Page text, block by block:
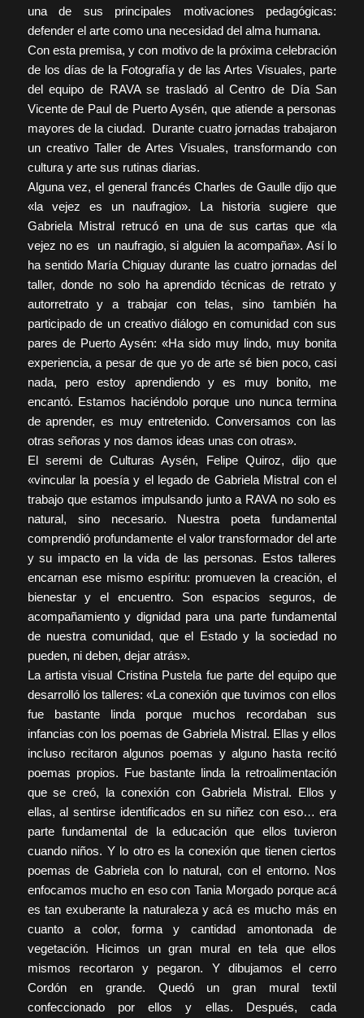
una de sus principales motivaciones pedagógicas:
defender el arte como una necesidad del alma humana.
Con esta premisa, y con motivo de la próxima celebración
de los días de la Fotografía y de las Artes Visuales, parte
del equipo de RAVA se trasladó al Centro de Día San
Vicente de Paul de Puerto Aysén, que atiende a personas
mayores de la ciudad. Durante cuatro jornadas trabajaron
un creativo Taller de Artes Visuales, transformando con
cultura y arte sus rutinas diarias.
Alguna vez, el general francés Charles de Gaulle dijo que
«la vejez es un naufragio». La historia sugiere que
Gabriela Mistral retrucó en una de sus cartas que «la
vejez no es un naufragio, si alguien la acompaña». Así lo
ha sentido María Chiguay durante las cuatro jornadas del
taller, donde no solo ha aprendido técnicas de retrato y
autorretrato y a trabajar con telas, sino también ha
participado de un creativo diálogo en comunidad con sus
pares de Puerto Aysén: «Ha sido muy lindo, muy bonita
experiencia, a pesar de que yo de arte sé bien poco, casi
nada, pero estoy aprendiendo y es muy bonito, me
encantó. Estamos haciéndolo porque uno nunca termina
de aprender, es muy entretenido. Conversamos con las
otras señoras y nos damos ideas unas con otras».
El seremi de Culturas Aysén, Felipe Quiroz, dijo que
«vincular la poesía y el legado de Gabriela Mistral con el
trabajo que estamos impulsando junto a RAVA no solo es
natural, sino necesario. Nuestra poeta fundamental
comprendió profundamente el valor transformador del arte
y su impacto en la vida de las personas. Estos talleres
encarnan ese mismo espíritu: promueven la creación, el
bienestar y el encuentro. Son espacios seguros, de
acompañamiento y dignidad para una parte fundamental
de nuestra comunidad, que el Estado y la sociedad no
pueden, ni deben, dejar atrás».
La artista visual Cristina Pustela fue parte del equipo que
desarrolló los talleres: «La conexión que tuvimos con ellos
fue bastante linda porque muchos recordaban sus
infancias con los poemas de Gabriela Mistral. Ellas y ellos
incluso recitaron algunos poemas y alguno hasta recitó
poemas propios. Fue bastante linda la retroalimentación
que se creó, la conexión con Gabriela Mistral. Ellos y
ellas, al sentirse identificados en su niñez con eso… era
parte fundamental de la educación que ellos tuvieron
cuando niños. Y lo otro es la conexión que tienen ciertos
poemas de Gabriela con lo natural, con el entorno. Nos
enfocamos mucho en eso con Tania Morgado porque acá
es tan exuberante la naturaleza y acá es mucho más en
cuanto a color, forma y cantidad amontonada de
vegetación. Hicimos un gran mural en tela que ellos
mismos recortaron y pegaron. Y dibujamos el cerro
Cordón en grande. Quedó un gran mural textil
confeccionado por ellos y ellas. Después, cada